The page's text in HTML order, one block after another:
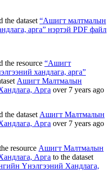
the dataset “Ашигт малтмалын
арга” нэртэй PDF файл
the resource “Ашигт
хандлага, арга”
Ашигт Малтмалын
Арга over 7 years ago
the dataset Ашигт Малтмалын
Арга over 7 years ago
resource Ашигт Малтмалын
Арга to the dataset
Үнэлгээний Хандлага,